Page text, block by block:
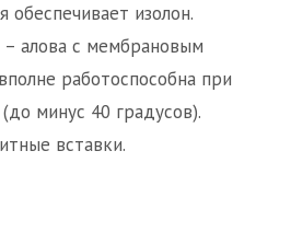
изолон.
алова с мембрановым
работоспособна при
минус 40 градусов).
вставки.